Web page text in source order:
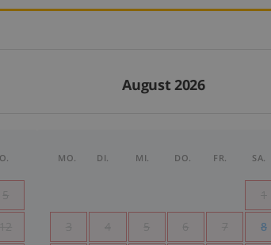
August 2026
5
12
MO. DI. MI. DO. FR. SA.
1
3 4 5 6 7 8